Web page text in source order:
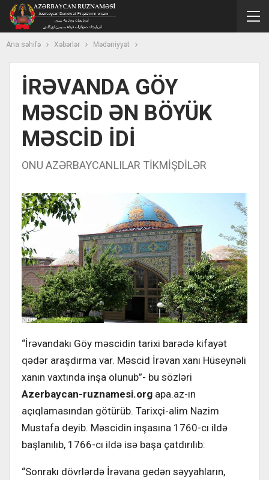
Ana səhifə Xəbərlər Mədəniyyət
İRƏVANDA GÖY
MƏSCİD ƏN BÖYÜK
MƏSCİD İDİ
ONU AZƏRBAYCANLILAR TİKMİŞDİLƏR
“İrəvandakı Göy məscidin tarixi barədə kifayət
qədər araşdırma var. Məscid İrəvan xanı Hüseynəli
xanın vaxtında inşa olunub”- bu sözləri
Azerbaycan-ruznamesi.org apa.az-ın
açıqlamasından götürüb. Tarixçi-alim Nazim
Mustafa deyib. Məscidin inşasına 1760-cı ildə
başlanılıb, 1766-cı ildə isə başa çatdırılıb:
“Sonrakı dövrlərdə İrəvana gedən səyyahların,